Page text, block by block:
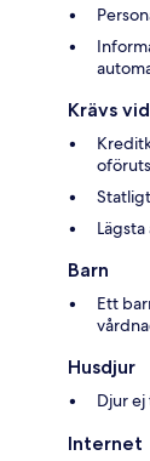
Krävs
Barn
Ett
Husdjur
Djur
Internet